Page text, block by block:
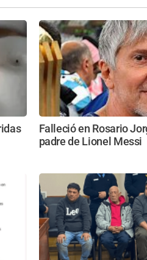
Falleció en Rosario
padre de Lionel Messi